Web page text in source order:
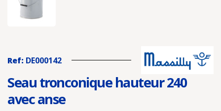
Ref: DE000142
Seau tronconique hauteur 240
avec anse